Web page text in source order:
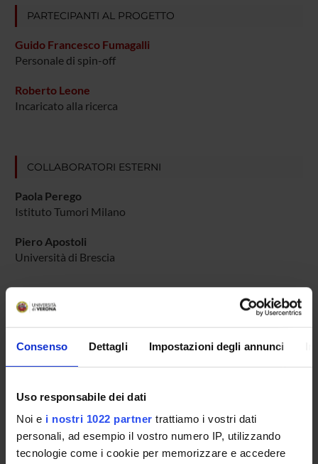
Consenso Dettagli Impostazioni degli annunci
Uso responsabile dei dati
Noi e i nostri 1022 partner trattiamo i vostri dati
personali, ad esempio il vostro numero IP, utilizzando
tecnologie come i cookie per memorizzare e accedere
PARTECIPANTI AL PROGETTO
Guido Francesco Fumagalli
Personale di spin-off
Roberto Leone
Incaricato alla ricerca
COLLABORATORI ESTERNI
Paola Perego
Istituto Tumori Milano
Piero Apostoli
Università di Brescia
AREE DI RICERCA COINVOLTE DAL PROGETTO
Pharmacology & Pharmacy (DNBM)
Farmacologia